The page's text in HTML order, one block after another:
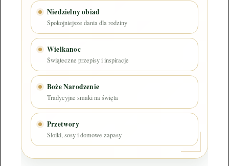
Niedzielny obiad
Spokojniejsze dania dla rodziny
Wielkanoc
Świąteczne przepisy i inspiracje
Boże Narodzenie
Tradycyjne smaki na święta
Przetwory
Słoiki, sosy i domowe zapasy